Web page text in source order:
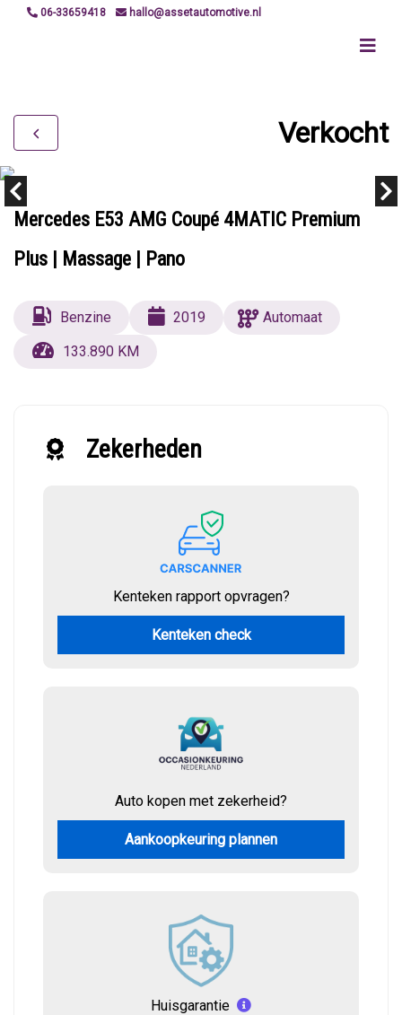
06-33659418 hallo@assetautomotive.nl
Verkocht
Mercedes E53 AMG Coupé 4MATIC Premium
Plus | Massage | Pano
Benzine 2019
Automaat
133.890 KM
Zekerheden
Kenteken rapport opvragen?
Kenteken check
Auto kopen met zekerheid?
Aankoopkeuring plannen
Huisgarantie